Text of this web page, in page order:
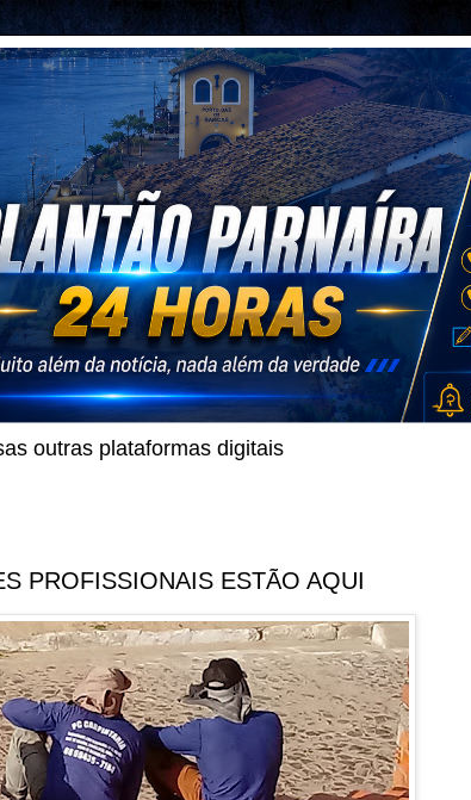
outras plataformas digitais
PROFISSIONAIS ESTÃO AQUI